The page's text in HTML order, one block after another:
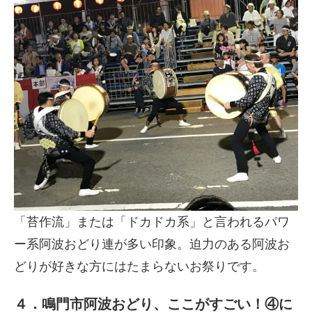
「苔作流」または「ドカドカ系」と言われるパワ
ー系阿波おどり連が多い印象。迫力のある阿波お
どりが好きな方にはたまらないお祭りです。
４．鳴門市阿波おどり、ここがすごい！④に